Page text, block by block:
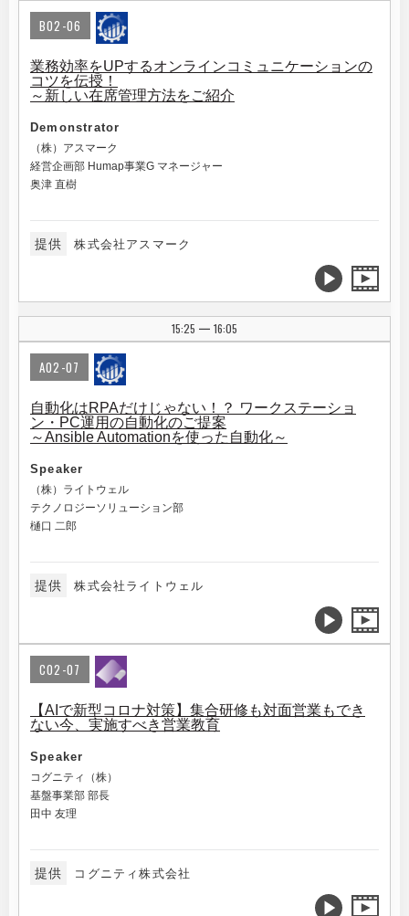
B02-06
業務効率をUPするオンラインコミュニケーションの
コツを伝授！
～新しい在席管理方法をご紹介
Demonstrator
（株）アスマーク
経営企画部 Humap事業G マネージャー
奥津 直樹
提供 株式会社アスマーク
15:25 | 16:05
A02-07
自動化はRPAだけじゃない！？ ワークステーショ
ン・PC運用の自動化のご提案
～Ansible Automationを使った自動化～
Speaker
（株）ライトウェル
テクノロジーソリューション部
樋口 二郎
提供 株式会社ライトウェル
C02-07
【AIで新型コロナ対策】集合研修も対面営業もでき
ない今、実施すべき営業教育
Speaker
コグニティ（株）
基盤事業部 部長
田中 友理
提供 コグニティ株式会社